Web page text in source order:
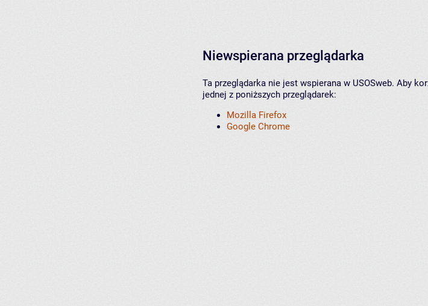
Niewspierana przeglądarka
Ta przeglądarka nie jest wspierana w USOSweb. Aby
jednej z poniższych przeglądarek:
Mozilla Firefox
Google Chrome